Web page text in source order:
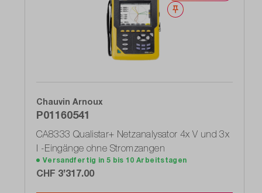
Merken
Chauvin Arnoux
P01160541
CA8333 Qualistar+ Netzanalysator 4x V und 3x
I -Eingänge ohne Stromzangen
Versandfertig in 5 bis 10 Arbeitstagen
CHF 3’317.00